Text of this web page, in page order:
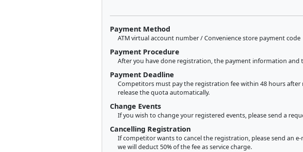
Payment Method
ATM virtual account number / Convenience store payment code
Payment Procedure
After you have done registration, the payment information
Payment Deadline
Competitors must pay the registration fee within 48 hours
release the quota automatically.
Change Events
If you wish to change your registered events, please send a
Cancelling Registration
If competitor wants to cancel the registration, please send an e-
we will deduct 50% of the fee as service charge.